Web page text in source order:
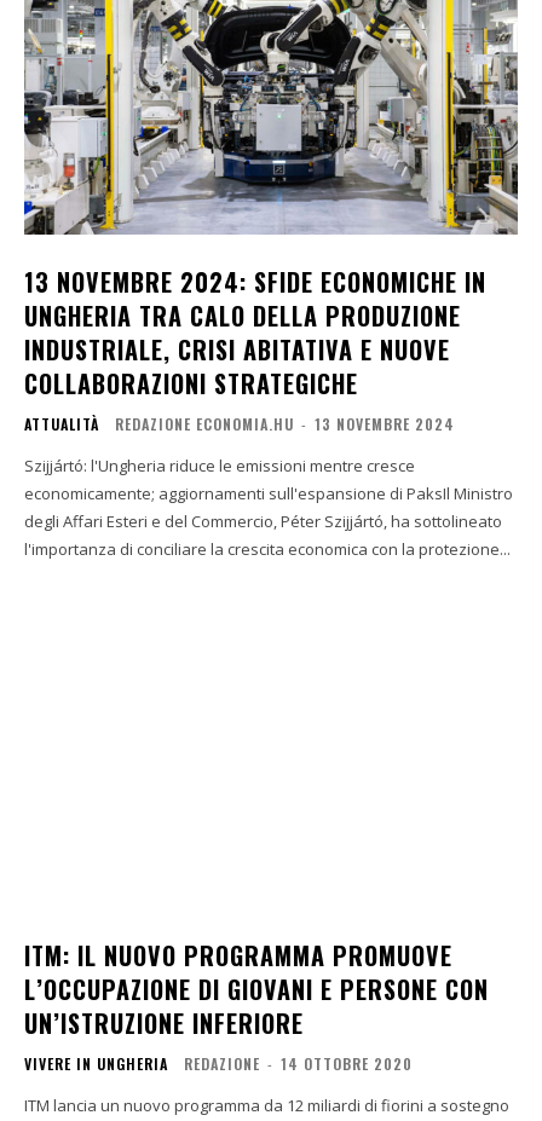
13 NOVEMBRE 2024: SFIDE ECONOMICHE IN
UNGHERIA TRA CALO DELLA PRODUZIONE
INDUSTRIALE, CRISI ABITATIVA E NUOVE
COLLABORAZIONI STRATEGICHE
ATTUALITÀ REDAZIONE ECONOMIA.HU - 13 NOVEMBRE 2024
Szijjártó: l'Ungheria riduce le emissioni mentre cresce
economicamente; aggiornamenti sull'espansione di PaksIl Ministro
degli Affari Esteri e del Commercio, Péter Szijjártó, ha sottolineato
l'importanza di conciliare la crescita economica con la protezione...
ITM: IL NUOVO PROGRAMMA PROMUOVE
L’OCCUPAZIONE DI GIOVANI E PERSONE CON
UN’ISTRUZIONE INFERIORE
VIVERE IN UNGHERIA REDAZIONE - 14 OTTOBRE 2020
ITM lancia un nuovo programma da 12 miliardi di fiorini a sostegno